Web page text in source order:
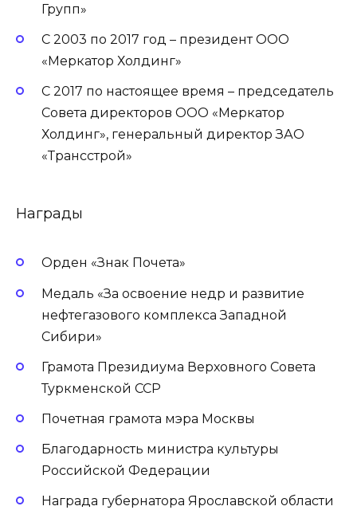
Групп»
С 2003 по 2017 год – президент ООО
«Меркатор Холдинг»
С 2017 по настоящее время – председатель
Совета директоров ООО «Меркатор
Холдинг», генеральный директор ЗАО
«Трансстрой»
Награды
Орден «Знак Почета»
Медаль «За освоение недр и развитие
нефтегазового комплекса Западной
Сибири»
Грамота Президиума Верховного Совета
Туркменской ССР
Почетная грамота мэра Москвы
Благодарность министра культуры
Российской Федерации
Награда губернатора Ярославской области